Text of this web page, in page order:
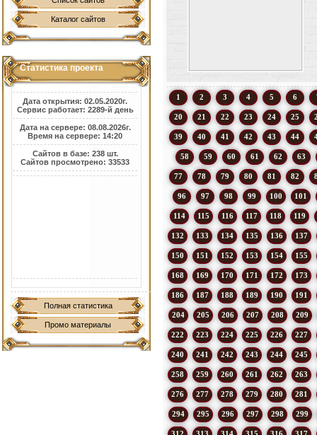
Каталог сайтов
Статистика проекта
Дата открытия: 02.05.2020г.
Сервис работает: 2289-й день
Дата на сервере: 08.08.2026г.
Время на сервере: 14:20
Сайтов в базе: 238 шт.
Сайтов просмотрено: 33533
Полная статистика
Промо материалы
1 2 3 4 5 6
20 21 22 23 24 25
39 40 41 42 43 44
58 59 60 61 62 63
77 78 79 80 81 82
96 97 98 99 100 101
114 115 116 117 118 119
132 133 134 135 136 137
150 151 152 153 154 155
168 169 170 171 172 173
186 187 188 189 190 191
204 205 206 207 208 209
222 223 224 225 226 227
240 241 242 243 244 245
258 259 260 261 262 263
276 277 278 279 280 281
294 295 296 297 298 299